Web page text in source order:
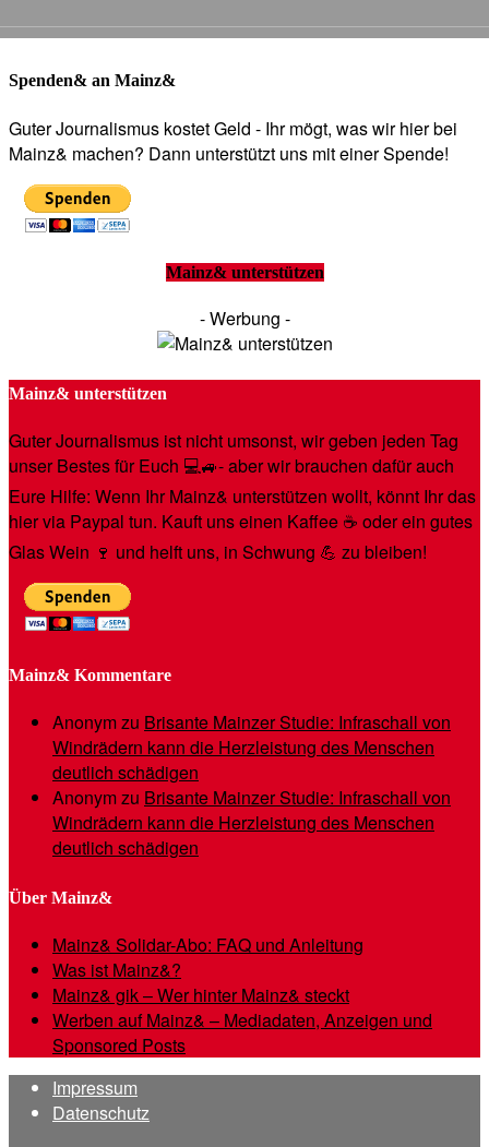
Spenden& an Mainz&
Guter Journalismus kostet Geld - Ihr mögt, was wir hier bei
Mainz& machen? Dann unterstützt uns mit einer Spende!
Mainz& unterstützen
- Werbung -
Mainz& unterstützen
Guter Journalismus ist nicht umsonst, wir geben jeden Tag
unser Bestes für Euch 💻🚙- aber wir brauchen dafür auch
Eure Hilfe: Wenn Ihr Mainz& unterstützen wollt, könnt Ihr das
hier via Paypal tun. Kauft uns einen Kaffee ☕️ oder ein gutes
Glas Wein 🍷 und helft uns, in Schwung 💪 zu bleiben!
Mainz& Kommentare
Anonymzu Brisante Mainzer Studie: Infraschall von
Windrädern kann die Herzleistung des Menschen
deutlich schädigen
Anonymzu Brisante Mainzer Studie: Infraschall von
Windrädern kann die Herzleistung des Menschen
deutlich schädigen
Über Mainz&
Mainz& Solidar-Abo: FAQ und Anleitung
Was ist Mainz&?
Mainz& gik – Wer hinter Mainz& steckt
Werben auf Mainz& – Mediadaten, Anzeigen und
Sponsored Posts
Impressum
Datenschutz